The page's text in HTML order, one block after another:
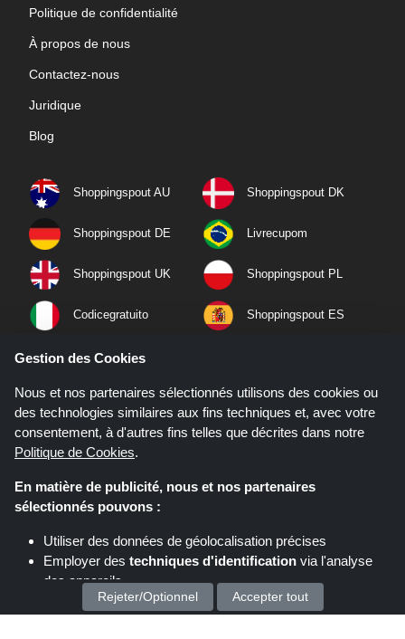
Politique de confidentialité
À propos de nous
Contactez-nous
Juridique
Blog
Shoppingspout AU Shoppingspout DK
Shoppingspout DE Livrecupom
Shoppingspout UK Shoppingspout PL
Codicegratuito Shoppingspout ES
Shoppingspout NL
Shoppingspout PT Shoppingspout NO
Gestion des Cookies
Nous et nos partenaires sélectionnés utilisons des cookies ou
des technologies similaires aux fins techniques et, avec votre
consentement, à d'autres fins telles que décrites dans notre
Politique de Cookies.
En matière de publicité, nous et nos partenaires
sélectionnés pouvons :
Utiliser des données de géolocalisation précises
Employer des techniques d'identification via l'analyse
des appareils
Stocker et/ou accéder à des informations sur un appareil
Rejeter/Optionnel Accepter tout